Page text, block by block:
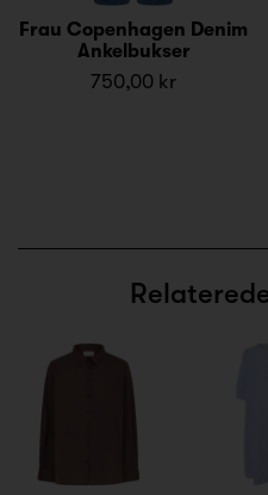
Frau Copenhagen Denim
Ankelbukser
750,00 kr